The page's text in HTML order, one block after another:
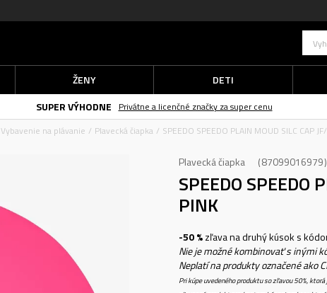
ŽENY DETI
SUPER VÝHODNE
Privátne a licenčné značky za super cenu
Vybavenie na plávanie Plavecká čiapka SPEEDO SPEEDO PLAIN MOUD SILC CAP
Plavecká čiapka 87099016979
SPEEDO SPEEDO
PINK
-50 %zľava na druhý kúsok s
Nie je možné kombinovať s inými
Neplatí na produkty označené ako
Pri kúpe uvedeného produktu so zľavou 50%,